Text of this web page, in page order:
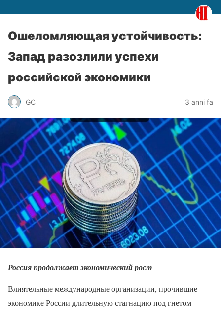
Ошеломляющая устойчивость:
Запад разозлили успехи
российской экономики
GC 3 anni fa
Россия продолжает экономический рост
Влиятельные международные организации, прочившие
экономике России длительную стагнацию под гнетом